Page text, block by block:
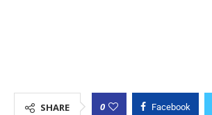
SHARE 0 Facebook